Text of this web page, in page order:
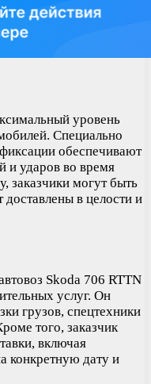
уровень
Специально
обеспечивают
и ударов во время
заказчики могут быть
в целости и
Skoda 706 RTTN
услуг. Он
грузов, спецтехники
того, заказчик
включая
конкретную дату и